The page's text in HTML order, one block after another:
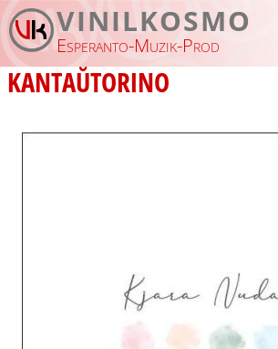
Skip to main content
VINILKOSMO
Esperanto-Muzik-Prod
KANTAŬTORINO